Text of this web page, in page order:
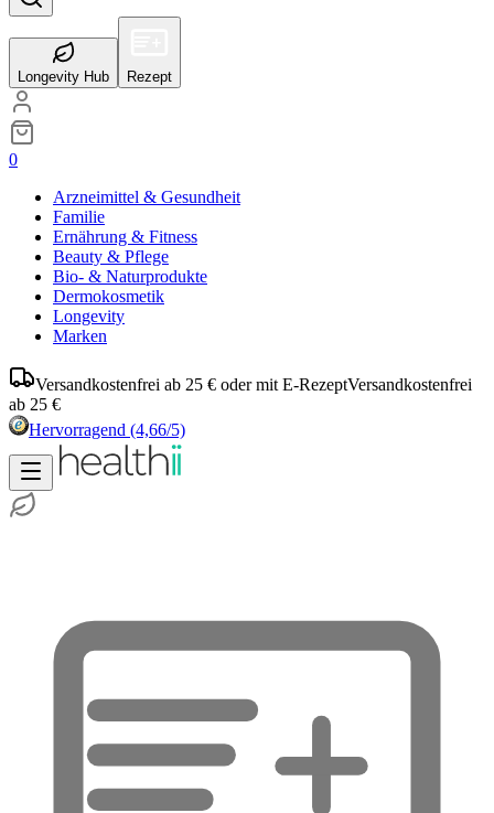
Longevity Hub Rezept
0
Arzneimittel & Gesundheit
Familie
Ernährung & Fitness
Beauty & Pflege
Bio- & Naturprodukte
Dermokosmetik
Longevity
Marken
Versandkostenfrei ab 25 € oder mit E-RezeptVersandkostenfrei
ab 25 €
Hervorragend (4,66/5)